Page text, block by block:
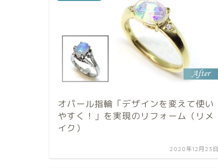
オパール指輪「デザインを変えて使い
やすく！」を実現のリフォーム（リメ
イク）
2020年12月23日